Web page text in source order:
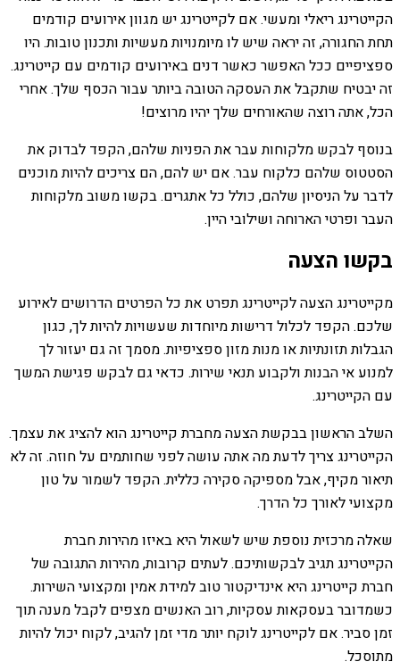
הקייטרינג ריאלי ומעשי. אם לקייטרינג יש מגוון אירועים קודמים
תחת החגורה, זה יראה שיש לו מיומנויות מעשיות ותכנון טובות. היו
ספציפיים ככל האפשר כאשר דנים באירועים קודמים עם קייטרינג.
זה יבטיח שתקבל את העסקה הטובה ביותר עבור הכסף שלך. אחרי
הכל, אתה רוצה שהאורחים שלך יהיו מרוצים!
בנוסף לבקש מלקוחות עבר את הפניות שלהם, הקפד לבדוק את
הסטטוס שלהם כלקוח עבר. אם יש להם, הם צריכים להיות מוכנים
לדבר על הניסיון שלהם, כולל כל אתגרים. בקשו משוב מלקוחות
העבר ופרטי הארוחה ושילובי היין.
בקשו הצעה
מקייטרינג הצעה לקייטרינג תפרט את כל הפרטים הדרושים לאירוע
שלכם. הקפד לכלול דרישות מיוחדות שעשויות להיות לך, כגון
הגבלות תזונתיות או מנות מזון ספציפיות. מסמך זה גם יעזור לך
למנוע אי הבנות ולקבוע תנאי שירות. כדאי גם לבקש פגישת המשך
עם הקייטרינג.
השלב הראשון בבקשת הצעה מחברת קייטרינג הוא להציג את עצמך.
הקייטרינג צריך לדעת מה אתה עושה לפני שחותמים על חוזה. זה לא
תיאור מקיף, אבל מספיקה סקירה כללית. הקפד לשמור על טון
מקצועי לאורך כל הדרך.
שאלה מרכזית נוספת שיש לשאול היא באיזו מהירות חברת
הקייטרינג תגיב לבקשותיכם. לעתים קרובות, מהירות התגובה של
חברת קייטרינג היא אינדיקטור טוב למידת אמין ומקצועי השירות.
כשמדובר בעסקאות עסקיות, רוב האנשים מצפים לקבל מענה תוך
זמן סביר. אם לקייטרינג לוקח יותר מדי זמן להגיב, לקוח יכול להיות
מתוסכל.